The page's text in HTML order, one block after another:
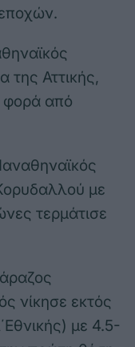
της Αττικής,
φορά από
με
τερμάτισε
νίκησε εκτός
με 4.5-